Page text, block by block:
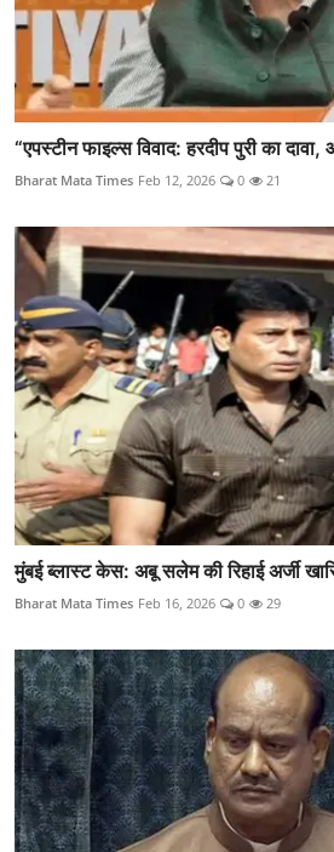
“एपस्टीन फाइल्स विवाद: हरदीप पुरी का
Bharat Mata Times Feb 12, 2026 0 21
मुंबई ब्लास्ट केस: अबू सलेम की रिहाई अर्जी
Bharat Mata Times Feb 16, 2026 0 29